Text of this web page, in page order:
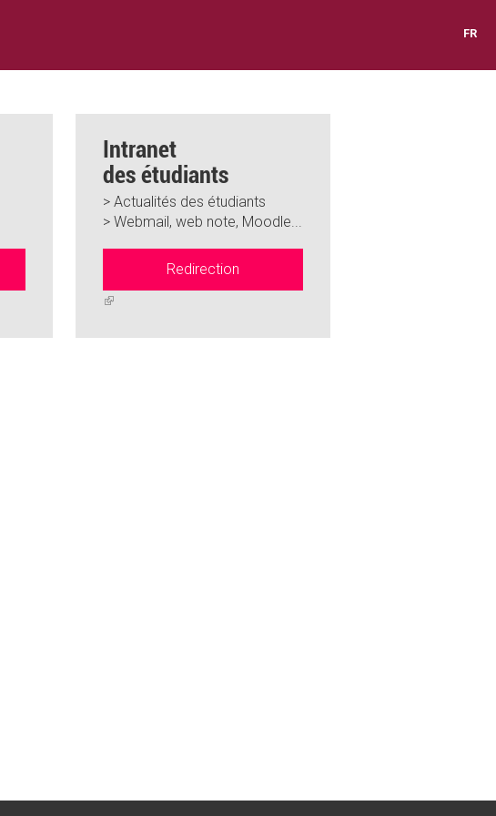
FR
Intranet
des étudiants
> Actualités des étudiants
> Webmail, web note, Moodle...
Redirection
(link
external)